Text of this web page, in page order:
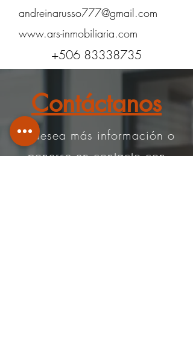
andreinarusso777@gmail.com
www.ars-inmobiliaria.com
+506 83338735
Contáctanos
Si desea más información o
ponerse en contacto con